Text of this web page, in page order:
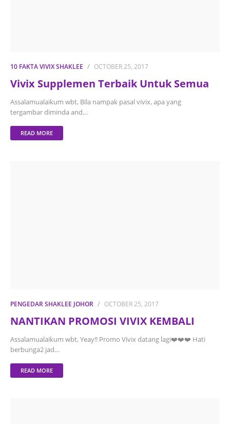
10 FAKTA VIVIX SHAKLEE OCTOBER 25, 2017
Vivix Supplemen Terbaik Untuk Semua
Assalamualaikum wbt, Bila nampak pasal vivix, apa yang
tergambar diminda and…
READ MORE
PENGEDAR SHAKLEE JOHOR OCTOBER 25, 2017
NANTIKAN PROMOSI VIVIX KEMBALI
Assalamualaikum wbt, Yeay!! Promo Vivix datang lagi❤️❤️❤️ Hati
berbunga2 jad…
READ MORE